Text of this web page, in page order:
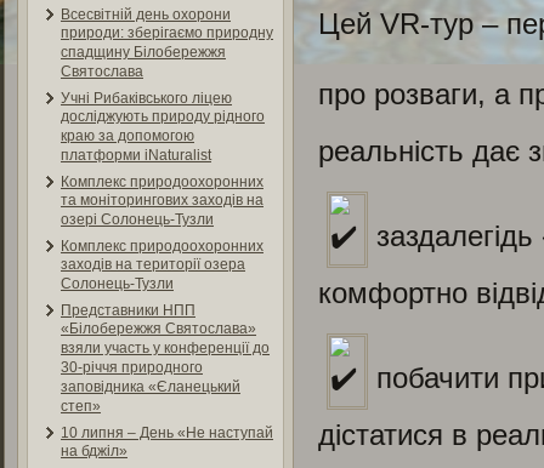
Всесвітній день охорони
природи: зберігаємо природну
спадщину Білобережжя
Святослава
Учні Рибаківського ліцею
досліджують природу рідного
краю за допомогою
платформи iNaturalist
Комплекс природоохоронних
та моніторингових заходів на
озері Солонець-Тузли
Комплекс природоохоронних
заходів на території озера
Солонець-Тузли
Представники НПП
«Білобережжя Святослава»
взяли участь у конференції до
30-річчя природного
заповідника «Єланецький
степ»
10 липня – День «Не наступай
на бджіл»
Цей VR-тур –
про розваги, а
реальність дає
комфортно
побачити
дістатися в